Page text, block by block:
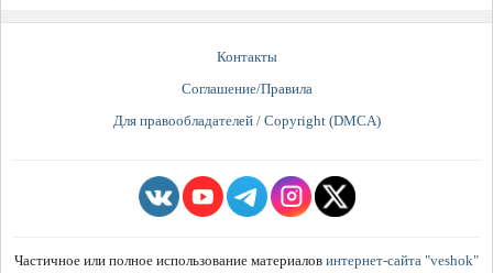
Контакты
Соглашение/Правила
Для правообладателей / Copyright (DMCA)
Частичное или полное использование материалов интернет-сайта "veshok"